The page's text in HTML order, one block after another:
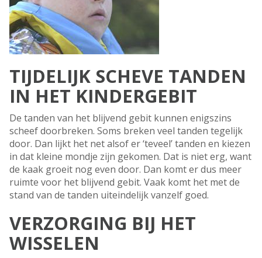
TIJDELIJK SCHEVE TANDEN
IN HET KINDERGEBIT
De tanden van het blijvend gebit kunnen enigszins
scheef doorbreken. Soms breken veel tanden tegelijk
door. Dan lijkt het net alsof er ‘teveel’ tanden en kiezen
in dat kleine mondje zijn gekomen. Dat is niet erg, want
de kaak groeit nog even door. Dan komt er dus meer
ruimte voor het blijvend gebit. Vaak komt het met de
stand van de tanden uiteindelijk vanzelf goed.
VERZORGING BIJ HET
WISSELEN